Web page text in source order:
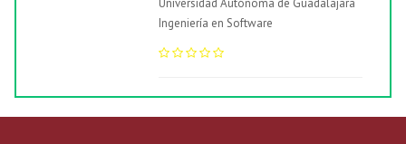
Universidad Autónoma de Guadalajara
Ingeniería en Software